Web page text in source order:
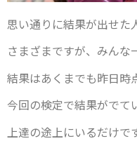
思い通りに結果が出せた
さまざまですが、みんな
結果はあくまでも昨日時
今回の検定で結果がでて
上達の途上にいるだけで